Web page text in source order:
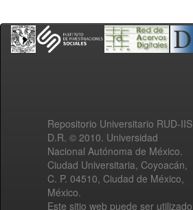
Repositorio Universitario RUD-IIS
D.R. © 2010. Universidad
Nacional Autónoma de México.
Ciudad Universitaria, Coyoacán,
C. P. 04510, Ciudad de México,
México.
Este sitio web puede ser utilizado